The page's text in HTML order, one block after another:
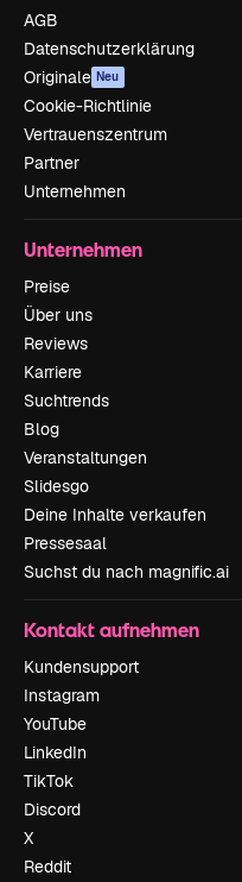
AGB
Datenschutzerklärung
Originale Neu
Cookie-Richtlinie
Vertrauenszentrum
Partner
Unternehmen
Unternehmen
Preise
Über uns
Reviews
Karriere
Suchtrends
Blog
Veranstaltungen
Slidesgo
Deine Inhalte verkaufen
Pressesaal
Suchst du nach magnific.ai
Kontakt aufnehmen
Kundensupport
Instagram
YouTube
LinkedIn
TikTok
Discord
X
Reddit